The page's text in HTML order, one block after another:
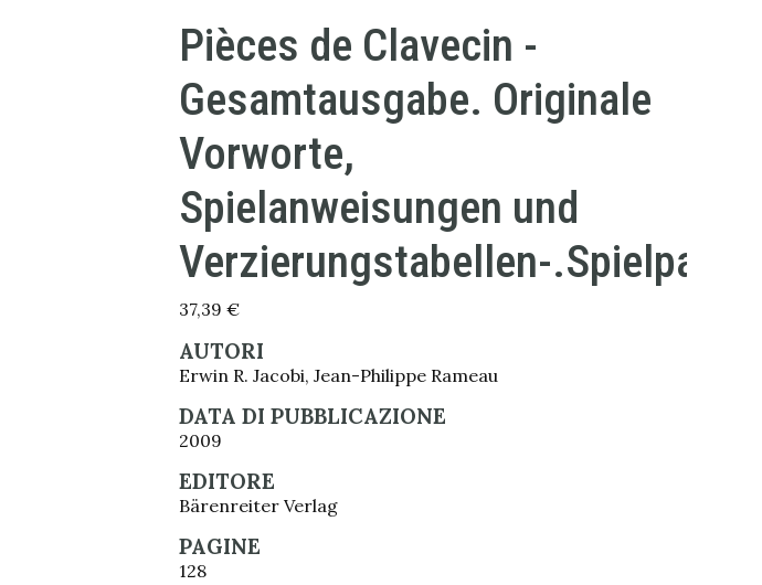
Pièces de Clavecin -
Gesamtausgabe. Originale
Vorworte,
Spielanweisungen und
Verzierungstabellen-.Spielpartitur
37,39 €
AUTORI
Erwin R. Jacobi, Jean-Philippe Rameau
DATA DI PUBBLICAZIONE
2009
EDITORE
Bärenreiter Verlag
PAGINE
128